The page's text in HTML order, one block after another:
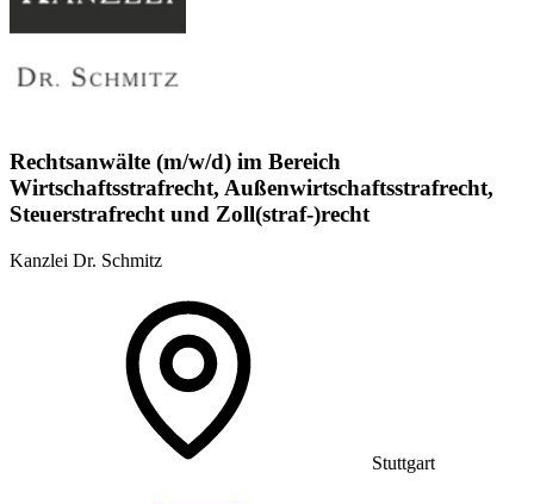
Rechtsanwälte (m/w/d) im Bereich
Wirtschaftsstrafrecht, Außenwirtschaftsstrafrecht,
Steuerstrafrecht und Zoll(straf-)recht
Kanzlei Dr. Schmitz
Stuttgart